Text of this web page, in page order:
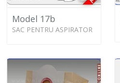
Model 17b
SAC PENTRU ASPIRATOR